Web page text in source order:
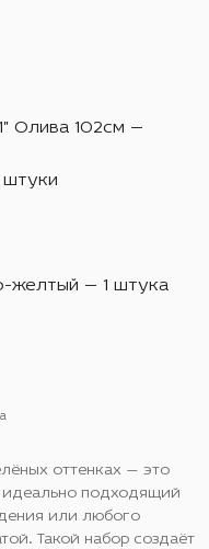
Олива 102см —
желтый — 1 штука
оттенках — это
подходящий
или любого
Такой набор создаёт